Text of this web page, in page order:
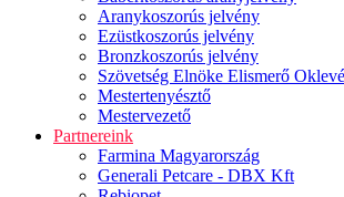
Aranykoszorús jelvény
Ezüstkoszorús jelvény
Bronzkoszorús jelvény
Szövetség Elnöke Elismerő
Mestertenyésztő
Mestervezető
Partnereink
Farmina Magyarország
Generali Petcare - DBX Kft